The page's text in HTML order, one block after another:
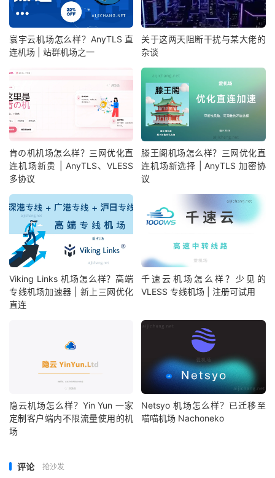
寰宇云机场怎么样？AnyTLS 直
连机场 | 站群机场之一
关于这两天阻断干扰与某大佬的
杂谈
肯の机机场怎么样？三网优化直
连机场新贵 | AnyTLS、VLESS
多协议
滕王阁机场怎么样？三网优化直
连机场新选择 | AnyTLS 加密协
议
Viking Links 机场怎么样？高端
专线机场加速器 | 新上三网优化
直连
千速云机场怎么样？少见的
VLESS 专线机场 | 注册可试用
隐云机场怎么样？Yin Yun 一家
定制客户端内不限流量使用的机
场
Netsyo 机场怎么样？已迁移至
喵喵机场 Nachoneko
评论 抢沙发